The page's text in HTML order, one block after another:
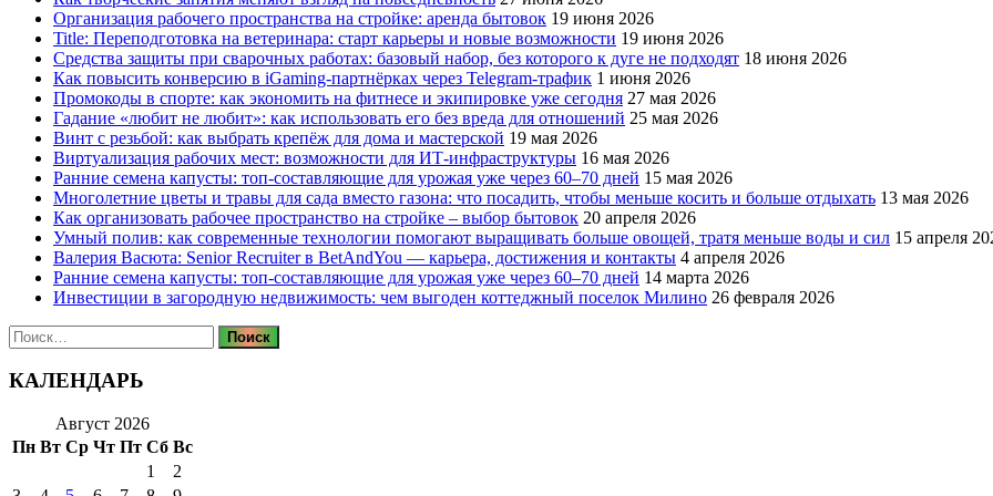
Организация рабочего пространства на стройке: аренда бытовок 19 июня 2026
Title: Переподготовка на ветеринара: старт карьеры и новые возможности 19 июня 2026
Средства защиты при сварочных работах: базовый набор, без которого к дуге не подходят 18 июня 2026
Как повысить конверсию в iGaming-партнёрках через Telegram-трафик 1 июня 2026
Промокоды в спорте: как экономить на фитнесе и экипировке уже сегодня 27 мая 2026
Гадание «любит не любит»: как использовать его без вреда для отношений 25 мая 2026
Винт с резьбой: как выбрать крепёж для дома и мастерской 19 мая 2026
Виртуализация рабочих мест: возможности для ИТ-инфраструктуры 16 мая 2026
Ранние семена капусты: топ‑составляющие для урожая уже через 60–70 дней 15 мая 2026
Многолетние цветы и травы для сада вместо газона: что посадить, чтобы меньше косить и больше отдыхать 13 мая 2026
Как организовать рабочее пространство на стройке – выбор бытовок 20 апреля 2026
Умный полив: как современные технологии помогают выращивать больше овощей, тратя меньше воды и сил 15 апреля
Валерия Васюта: Senior Recruiter в BetAndYou — карьера, достижения и контакты 4 апреля 2026
Ранние семена капусты: топ‑составляющие для урожая уже через 60–70 дней 14 марта 2026
Инвестиции в загородную недвижимость: чем выгоден коттеджный поселок Милино 26 февраля 2026
Найти:
КАЛЕНДАРЬ
Август 2026
Пн Вт Ср Чт Пт Сб Вс
1
2